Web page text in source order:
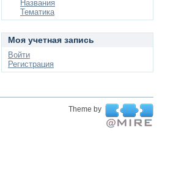
Названия
Тематика
Моя учетная запись
Войти
Регистрация
Theme by